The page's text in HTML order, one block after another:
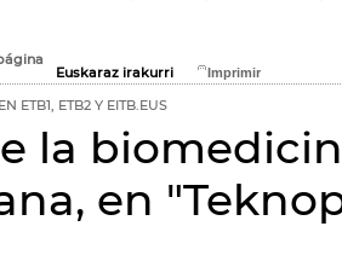
Euskaraz irakurri
EN ETB1, ETB2 Y EITB.EUS
la
en